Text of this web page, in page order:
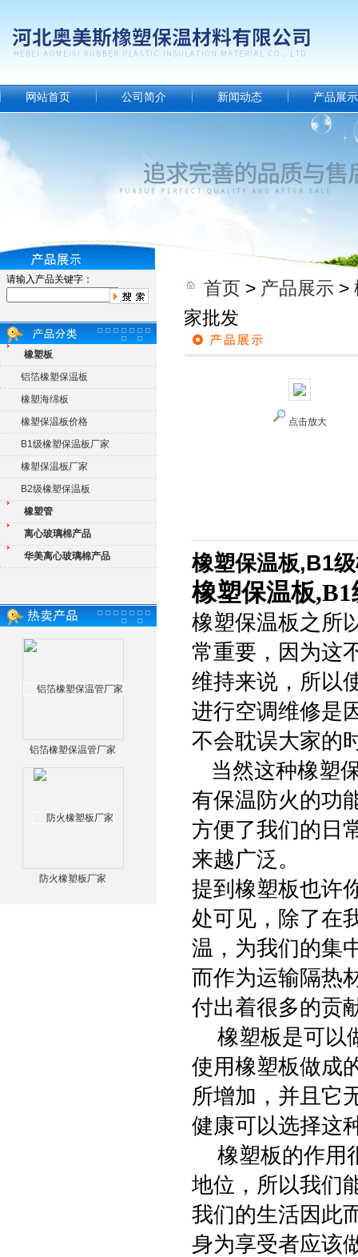
网站首页 公司简介 新闻动态 产品展示
请输入产品关键字：
橡塑板
铝箔橡塑保温板
橡塑海绵板
橡塑保温板价格
B1级橡塑保温板厂家
橡塑保温板厂家
B2级橡塑保温板
橡塑管
离心玻璃棉产品
华美离心玻璃棉产品
铝箔橡塑保温管厂家
防火橡塑板厂家
首页 > 产品展示 >
家批发
点击放大
橡塑保温板,B1
橡塑保温板
橡塑保温板之所
常重要，因为这
维持来说，所以
进行空调维修是
不会耽误大家的
当然这种橡塑
有保温防火的功
方便了我们的日
来越广泛。
提到橡塑板也许
处可见，除了在
温，为我们的集
而作为运输隔热
付出着很多的贡
橡塑板是可以
使用橡塑板做成
所增加，并且它
健康可以选择这
橡塑板的作用
地位，所以我们
我们的生活因此
身为享受者应该